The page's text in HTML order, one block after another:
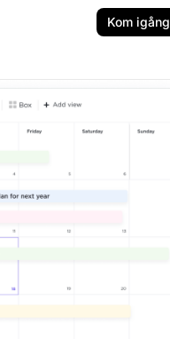
Kom igång